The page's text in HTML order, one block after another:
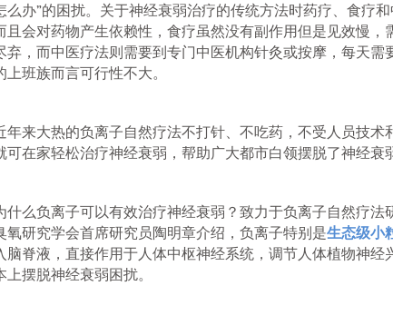
么办”的困扰。关于神经衰弱治疗的传统方法时药疗、食疗
且会对药物产生依赖性，食疗虽然没有副作用但是见效慢，
弃，而中医疗法则需要到专门中医机构针灸或按摩，每天需
上班族而言可行性不大。
来大热的负离子自然疗法不打针、不吃药，不受人员技术
可在家轻松治疗神经衰弱，帮助广大都市白领摆脱了神经衰
么负离子可以有效治疗神经衰弱？致力于负离子自然疗法
氧研究学会首席研究员陶明章介绍，负离子特别是生态级小
脑脊液，直接作用于人体中枢神经系统，调节人体植物神经
上摆脱神经衰弱困扰。